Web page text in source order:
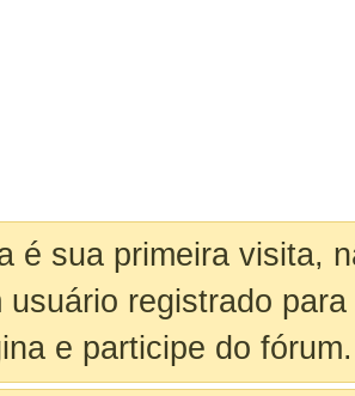
é sua primeira visita,
usuário registrado
e participe do fórum.